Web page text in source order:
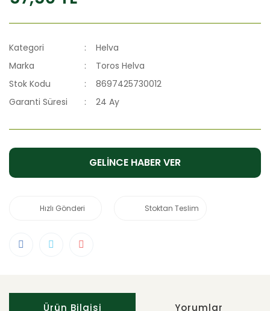
Kategori
Helva
Marka
Toros Helva
Stok Kodu
8697425730012
Garanti Süresi
24 Ay
GELİNCE HABER VER
Hızlı Gönderi Stoktan Teslim
Ürün Bilgisi Yorumlar